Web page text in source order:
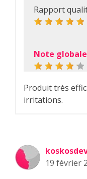
Rapport
Note
Produit très
irritations.
19 février